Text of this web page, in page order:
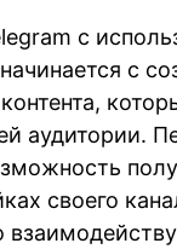
с
с
аудитории.
своего